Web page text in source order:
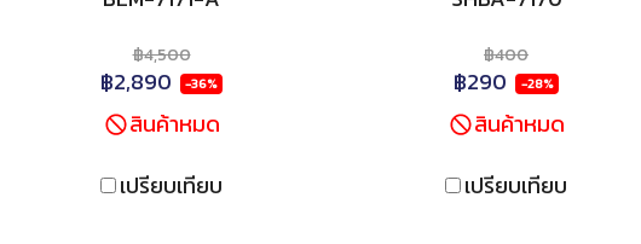
฿4,500
฿2,890 -36%
สินค้าหมด
เปรียบเทียบ
฿400
฿290 -28%
สินค้าหมด
เปรียบเทียบ